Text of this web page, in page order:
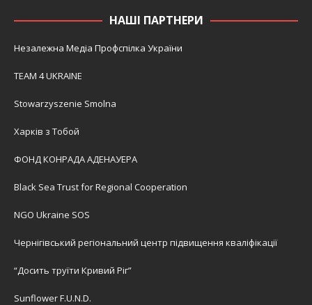
НАШІ ПАРТНЕРИ
Незалежна Медіа Профспілка України
TEAM 4 UKRAINE
Stowarzyszenie Smolna
Харків з Тобой
ФОНД КОНРАДА АДЕНАУЕРА
Black Sea Trust for Regional Cooperation
NGO Ukraine SOS
Чернігівський регіональний центр підвищення кваліфікації
“Досить труїти Кривий Ріг”
Sunflower F.U.N.D.